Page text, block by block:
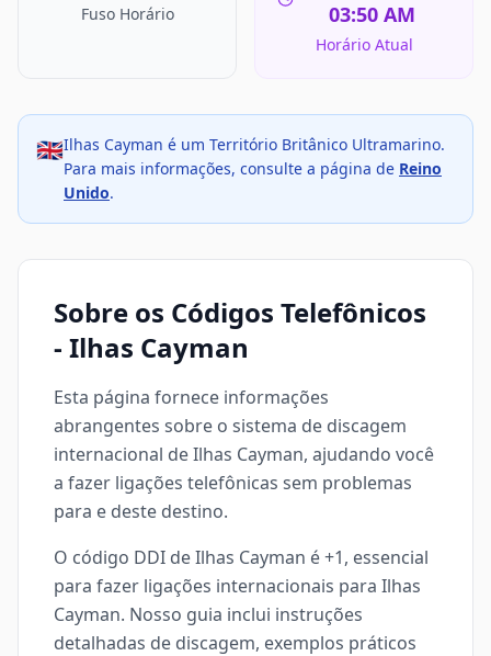
Fuso Horário
03:50 AM
Horário Atual
🇬🇧Ilhas Cayman é um Território Britânico Ultramarino.
Para mais informações, consulte a página de Reino
Unido.
Sobre os Códigos Telefônicos
- Ilhas Cayman
Esta página fornece informações
abrangentes sobre o sistema de discagem
internacional de Ilhas Cayman, ajudando você
a fazer ligações telefônicas sem problemas
para e deste destino.
O código DDI de Ilhas Cayman é +1, essencial
para fazer ligações internacionais para Ilhas
Cayman. Nosso guia inclui instruções
detalhadas de discagem, exemplos práticos